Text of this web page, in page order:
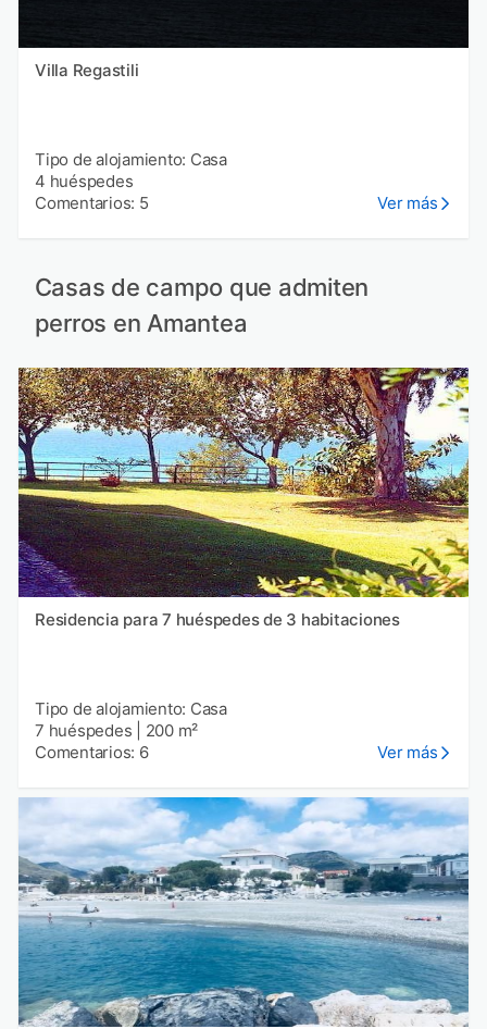
Villa Regastili
Tipo de alojamiento: Casa
4 huéspedes
Comentarios: 5
Ver más
Casas de campo que admiten
perros en Amantea
Residencia para 7 huéspedes de 3 habitaciones
Tipo de alojamiento: Casa
7 huéspedes
200 m²
Comentarios: 6
Ver más